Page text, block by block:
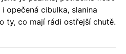
opečená cibulka, slanina
ty, co mají rádi ostřejší chutě.